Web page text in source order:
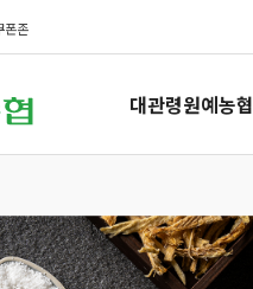
폰존
대관령원예농협